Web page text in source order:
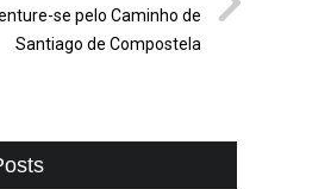
se pelo Caminho de
Santiago de Compostela